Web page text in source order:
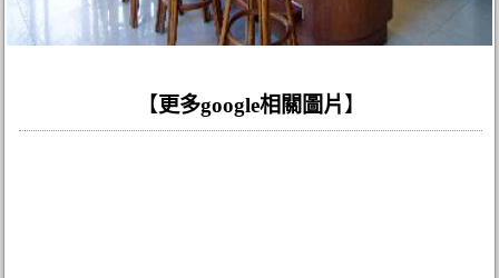
【 更多google相關圖片 】